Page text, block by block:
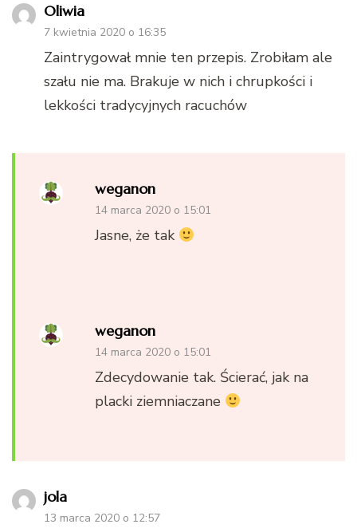
Oliwia
7 kwietnia 2020 o 16:35
Zaintrygował mnie ten przepis. Zrobiłam ale
szału nie ma. Brakuje w nich i chrupkości i
lekkości tradycyjnych racuchów
weganon
14 marca 2020 o 15:01
Jasne, że tak
weganon
14 marca 2020 o 15:01
Zdecydowanie tak. Ścierać, jak na
placki ziemniaczane
jola
13 marca 2020 o 12:57